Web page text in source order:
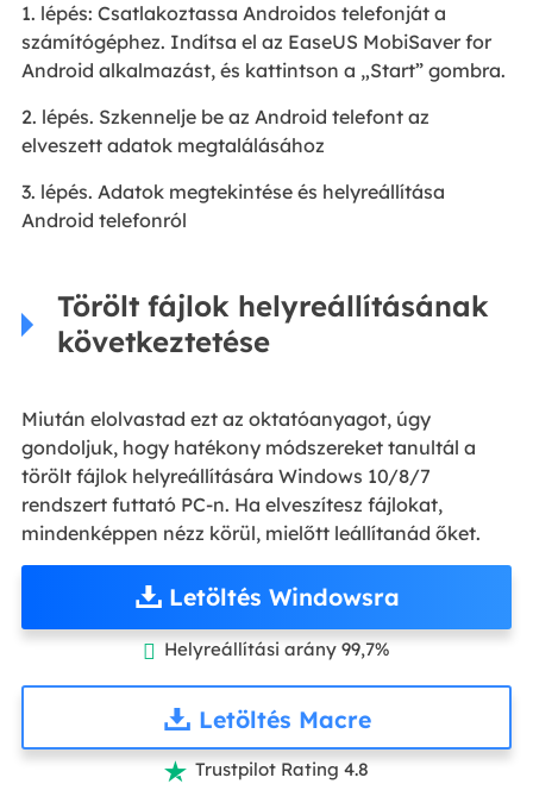
1. lépés: Csatlakoztassa Androidos telefonját a
számítógéphez. Indítsa el az EaseUS MobiSaver for
Android alkalmazást, és kattintson a „Start” gombra.
2. lépés. Szkennelje be az Android telefont az
elveszett adatok megtalálásához
3. lépés. Adatok megtekintése és helyreállítása
Android telefonról
Törölt fájlok helyreállításának
következtetése
Miután elolvastad ezt az oktatóanyagot, úgy
gondoljuk, hogy hatékony módszereket tanultál a
törölt fájlok helyreállítására Windows 10/8/7
rendszert futtató PC-n. Ha elveszítesz fájlokat,
mindenképpen nézz körül, mielőtt leállítanád őket.
Letöltés Windowsra
 Helyreállítási arány 99,7%
Letöltés Macre
 Trustpilot Rating 4.8